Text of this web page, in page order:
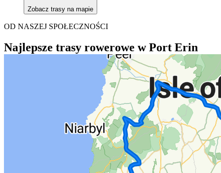
Zobacz trasy na mapie
OD NASZEJ SPOŁECZNOŚCI
Najlepsze trasy rowerowe w Port Erin